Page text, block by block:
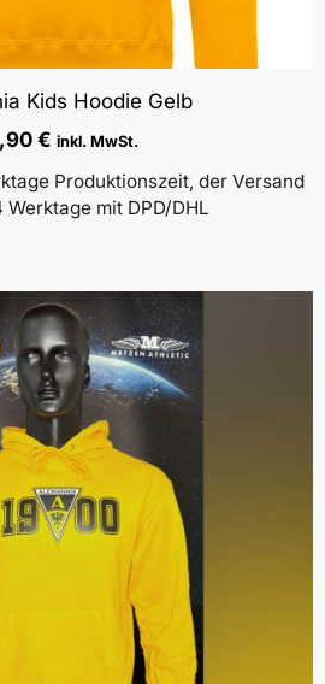
Kids Hoodie Gelb
€ inkl. MwSt.
Produktionszeit, der Versand
mit DPD/DHL